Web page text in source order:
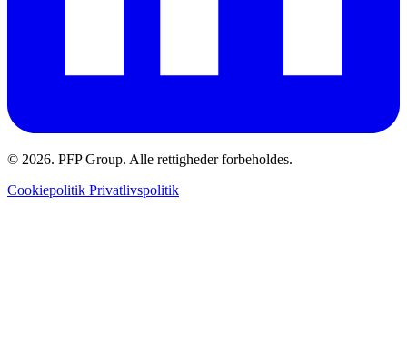
© 2026. PFP Group. Alle rettigheder forbeholdes.
Cookiepolitik Privatlivspolitik